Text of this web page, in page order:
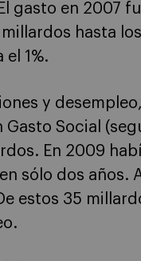
gasto en 2007
hasta
1%.
y
Social
En 2009
sólo dos años.
estos 35